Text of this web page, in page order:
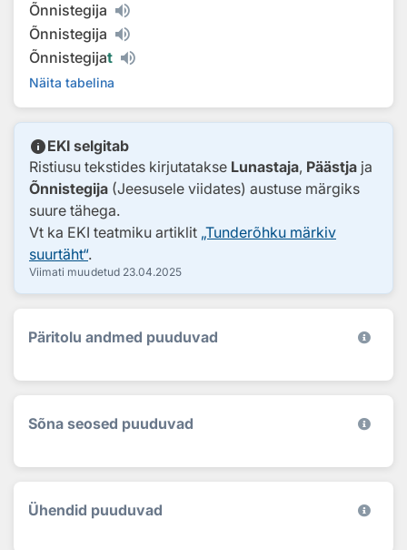
Õnnistegija
Õnnistegija
Õnnistegijat
Näita tabelina
infoEKI selgitab
Ristiusu tekstides kirjutatakse Lunastaja, Päästja ja
Õnnistegija (Jeesusele viidates) austuse märgiks
suure tähega.
Vt ka EKI teatmiku artiklit „Tunderõhku märkiv
suurtäht“.
Viimati muudetud 23.04.2025
Päritolu andmed puuduvad
Sõna seosed puuduvad
Ühendid puuduvad